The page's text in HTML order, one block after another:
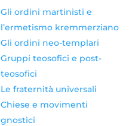
Gli ordini martinisti e
l’ermetismo kremmerziano
Gli ordini neo-templari
Gruppi teosofici e post-
teosofici
Le fraternità universali
Chiese e movimenti
gnostici